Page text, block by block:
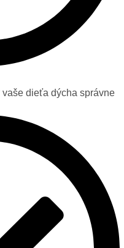
dieťa dýcha správne